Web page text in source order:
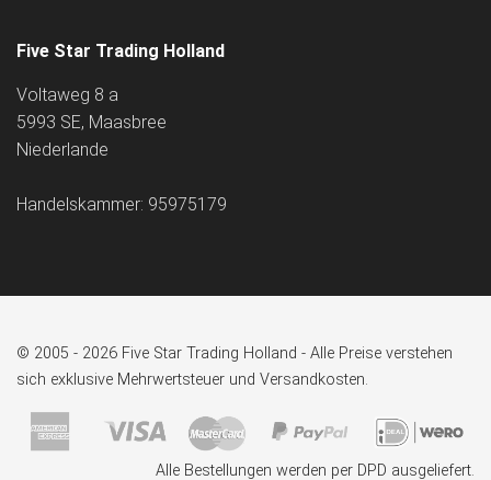
Five Star Trading Holland
Voltaweg 8 a
5993 SE, Maasbree
Niederlande
Handelskammer: 95975179
© 2005 - 2026 Five Star Trading Holland - Alle Preise verstehen
sich exklusive Mehrwertsteuer und Versandkosten.
Alle Bestellungen werden per DPD ausgeliefert.